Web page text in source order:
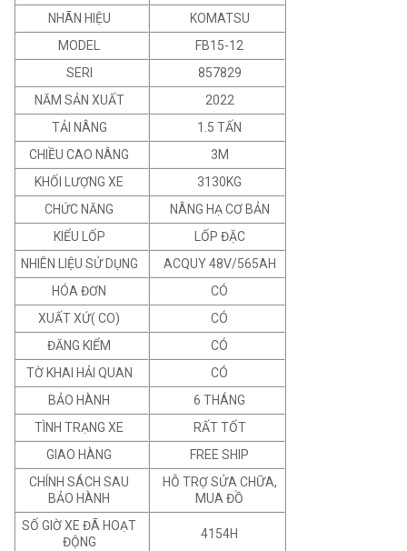
NHÃN HIỆU
KOMATSU
MODEL
FB15-12
SERI
857829
NĂM SẢN XUẤT
2022
TẢI NÂNG
1.5 TẤN
CHIỀU CAO NÂNG
3M
KHỐI LƯỢNG XE
3130KG
CHỨC NĂNG
NÂNG HẠ CƠ BẢN
KIỂU LỐP
LỐP ĐẶC
NHIÊN LIỆU SỬ DỤNG
ACQUY 48V/565AH
HÓA ĐƠN
CÓ
XUẤT XỨ( CO)
CÓ
ĐĂNG KIỂM
CÓ
TỜ KHAI HẢI QUAN
CÓ
BẢO HÀNH
6 THÁNG
TÌNH TRẠNG XE
RẤT TỐT
GIAO HÀNG
FREE SHIP
CHÍNH SÁCH SAU
BẢO HÀNH
HỖ TRỢ SỬA CHỮA,
MUA ĐỒ
SỐ GIỜ XE ĐÃ HOẠT
ĐỘNG
4154H